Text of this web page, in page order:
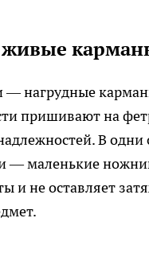
— нагрудные
пришивают на
В
— маленькие
и не оставляет